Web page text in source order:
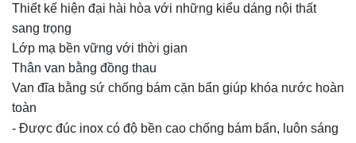
Thiết kế hiện đại hài hòa với những kiểu dáng nội thất
sang trọng
Lớp mạ bền vững với thời gian
Thân van bằng đồng thau
Van đĩa bằng sứ chống bám cặn bẩn giúp khóa nước hoàn
toàn
- Được đúc inox có độ bền cao chống bám bẩn, luôn sáng